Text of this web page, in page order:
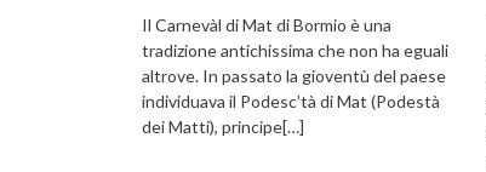
Il Carnevàl di Mat di Bormio è una
tradizione antichissima che non ha eguali
altrove. In passato la gioventù del paese
individuava il Podesc’tà di Mat (Podestà
dei Matti), principe[…]